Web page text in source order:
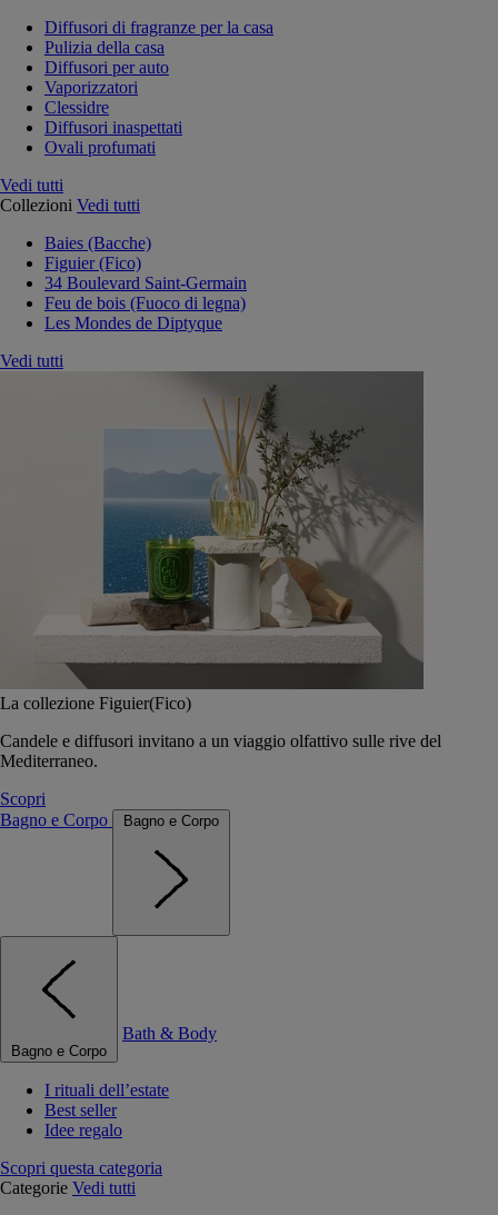
Diffusori di fragranze per la casa
Pulizia della casa
Diffusori per auto
Vaporizzatori
Clessidre
Diffusori inaspettati
Ovali profumati
Vedi tutti
Collezioni Vedi tutti
Baies (Bacche)
Figuier (Fico)
34 Boulevard Saint-Germain
Feu de bois (Fuoco di legna)
Les Mondes de Diptyque
Vedi tutti
La collezione Figuier(Fico)
Candele e diffusori invitano a un viaggio olfattivo sulle rive del
Mediterraneo.
Scopri
Bagno e Corpo
Bagno e Corpo
Bagno e Corpo
Bath & Body
I rituali dell’estate
Best seller
Idee regalo
Scopri questa categoria
Categorie Vedi tutti